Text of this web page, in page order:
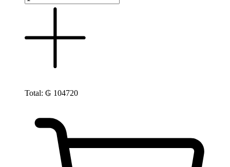
Total: ₲ 104720